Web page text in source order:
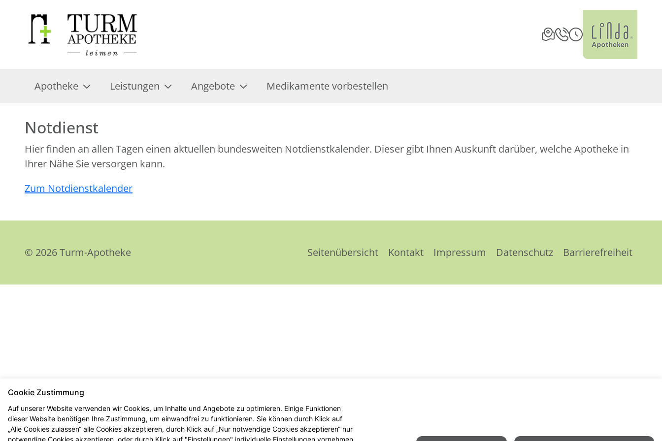
Apotheke Leistungen Angebote Medikamente vorbestellen
Notdienst
Hier finden an allen Tagen einen aktuellen bundesweiten Notdienstkalender. Dieser gibt Ihnen Auskunft darüber, welche Apotheke in
Ihrer Nähe Sie versorgen kann.
Zum Notdienstkalender
Seitenübersicht Kontakt Impressum Datenschutz Barrierefreiheit
© 2026 Turm-Apotheke
Cookie Zustimmung
Auf unserer Website verwenden wir Cookies, um Inhalte und Angebote zu optimieren. Einige Funktionen
dieser Website benötigen Ihre Zustimmung, um einwandfrei zu funktionieren. Sie können durch Klick auf
„Alle Cookies zulassen“ alle Cookies akzeptieren, durch Klick auf „Nur notwendige Cookies akzeptieren“ nur
notwendige Cookies akzeptieren, oder durch Klick auf "Einstellungen" individuelle Einstellungen vornehmen.